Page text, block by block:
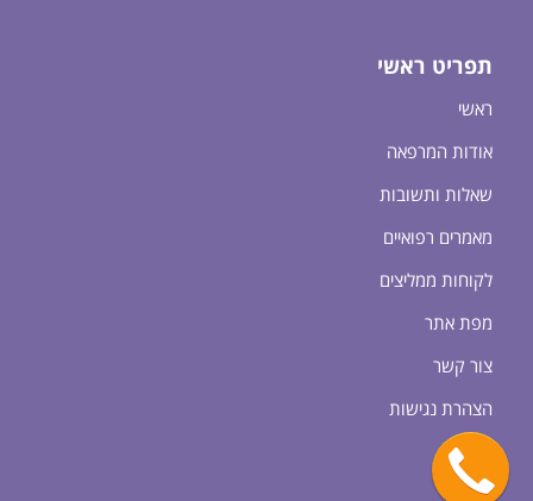
תפריט ראשי
ראשי
אודות המרפאה
שאלות ותשובות
מאמרים רפואיים
לקוחות ממליצים
מפת אתר
צור קשר
הצהרת נגישות